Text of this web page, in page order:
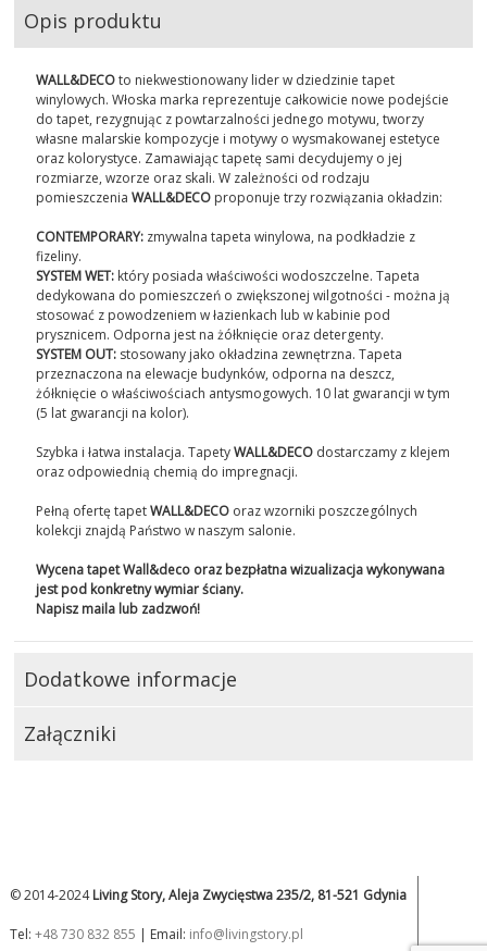
Opis produktu
WALL&DECOto niekwestionowany lider w dziedzinie tapet
winylowych. Włoska marka reprezentuje całkowicie nowe podejście
do tapet, rezygnując z powtarzalności jednego motywu, tworzy
własne malarskie kompozycje i motywy o wysmakowanej estetyce
oraz kolorystyce. Zamawiając tapetę sami decydujemy o jej
rozmiarze, wzorze oraz skali. W zależności od rodzaju
pomieszczeniaWALL&DECO proponuje trzy rozwiązania okładzin:
CONTEMPORARY: zmywalna tapeta winylowa, na podkładzie z
fizeliny.
SYSTEM WET: który posiada właściwości wodoszczelne. Tapeta
dedykowana do pomieszczeń o zwiększonej wilgotności - można ją
stosować z powodzeniem w łazienkach lub w kabinie pod
prysznicem. Odporna jest na żółknięcie oraz detergenty.
SYSTEM OUT: stosowany jako okładzina zewnętrzna. Tapeta
przeznaczona na elewacje budynków, odporna na deszcz,
żółknięcie o właściwościach antysmogowych. 10 lat gwarancji w tym
(5 lat gwarancji na kolor).
Szybka i łatwa instalacja. TapetyWALL&DECO dostarczamy z klejem
oraz odpowiednią chemią do impregnacji.
Pełną ofertę tapetWALL&DECO oraz wzorniki poszczególnych
kolekcji znajdą Państwo w naszym salonie.
Wycena tapet Wall&deco oraz bezpłatna wizualizacja wykonywana
jest pod konkretny wymiar ściany.
Napisz maila lub zadzwoń!
Dodatkowe informacje
Załączniki
© 2014-2024Living Story, Aleja Zwycięstwa 235/2, 81-521 Gdynia
Tel: +48 730 832 855 | Email: info@livingstory.pl